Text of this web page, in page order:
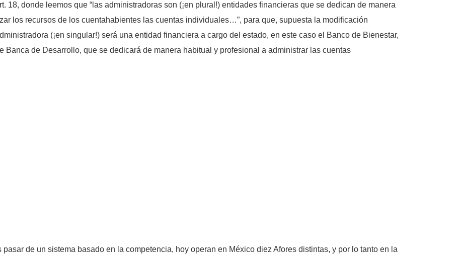
18, donde leemos que “las administradoras son (¡en plural!) entidades financieras que se dedican de manera
los recursos de los cuentahabientes las cuentas individuales…”, para que, supuesta la modificación
(¡en singular!) será una entidad financiera a cargo del estado, en este caso el Banco de Bienestar,
Banca de Desarrollo, que se dedicará de manera habitual y profesional a administrar las cuentas
de un sistema basado en la competencia, hoy operan en México diez Afores distintas, y por lo tanto en la